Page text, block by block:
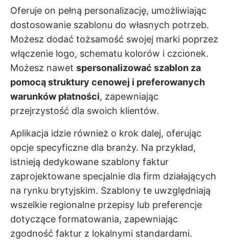
Oferuje on pełną personalizację, umożliwiając
dostosowanie szablonu do własnych potrzeb.
Możesz dodać tożsamość swojej marki poprzez
włączenie logo, schematu kolorów i czcionek.
Możesz nawet spersonalizować szablon za
pomocą struktury cenowej i preferowanych
warunków płatności, zapewniając
przejrzystość dla swoich klientów.
Aplikacja idzie również o krok dalej, oferując
opcje specyficzne dla branży. Na przykład,
istnieją dedykowane szablony faktur
zaprojektowane specjalnie dla firm działających
na rynku brytyjskim. Szablony te uwzględniają
wszelkie regionalne przepisy lub preferencje
dotyczące formatowania, zapewniając
zgodność faktur z lokalnymi standardami.